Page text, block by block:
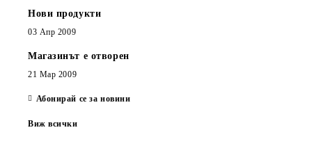
Нови продукти
03 Апр 2009
Магазинът е отворен
21 Мар 2009
Абонирай се за новини
Виж всички